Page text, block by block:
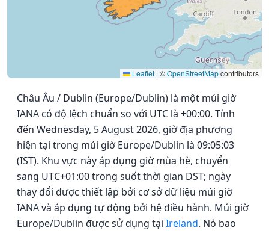
Leaflet | ©OpenStreetMapcontributors
Châu Âu / Dublin (Europe/Dublin) là một múi giờ
IANA có độ lệch chuẩn so với UTC là +00:00. Tính
đến Wednesday, 5 August 2026, giờ địa phương
hiện tại trong múi giờ Europe/Dublin là 09:05:03
(IST). Khu vực này áp dụng giờ mùa hè, chuyển
sang UTC+01:00 trong suốt thời gian DST; ngày
thay đổi được thiết lập bởi cơ sở dữ liệu múi giờ
IANA và áp dụng tự động bởi hệ điều hành. Múi giờ
Europe/Dublin được sử dụng tại Ireland. Nó bao